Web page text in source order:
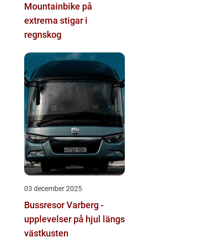
Mountainbike på
extrema stigar i
regnskog
03 december 2025
Bussresor Varberg -
upplevelser på hjul längs
västkusten